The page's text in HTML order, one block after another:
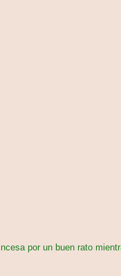
por un buen rato